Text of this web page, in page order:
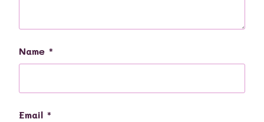
Name *
Email *